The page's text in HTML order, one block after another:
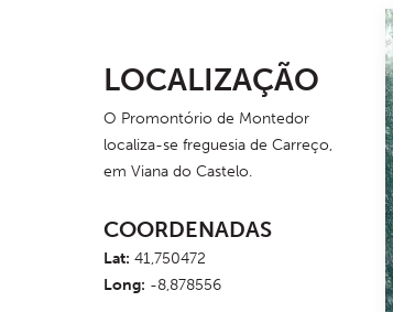
LOCALIZAÇÃO
O Promontório de Montedor
localiza-se freguesia de Carreço,
em Viana do Castelo.
COORDENADAS
Lat: 41,750472
Long: -8,878556